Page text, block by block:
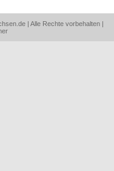
| Alle Rechte vorbehalten |